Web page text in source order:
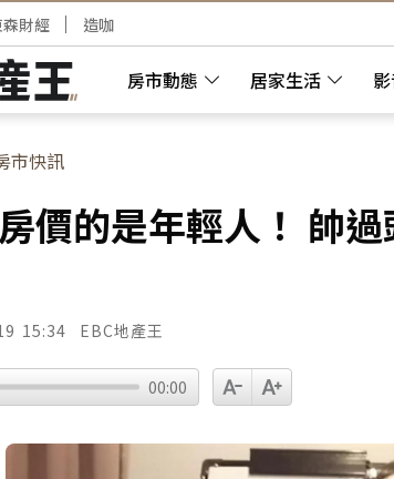
房市動態 居家生活
財經 造咖
市快訊
價的是年輕人！ 帥
15:34 EBC地產王
00:00